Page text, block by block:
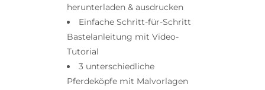
herunterladen & ausdrucken
Einfache Schritt-für-Schritt
Bastelanleitung mit Video-
Tutorial
3 unterschiedliche
Pferdeköpfe mit Malvorlagen